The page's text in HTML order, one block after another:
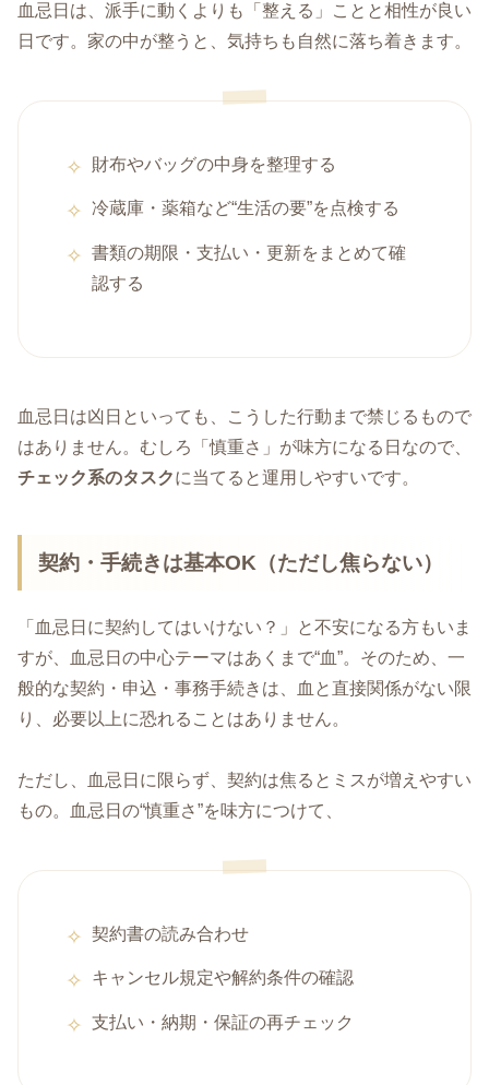
血忌日は、派手に動くよりも「整える」ことと相性が良い
日です。家の中が整うと、気持ちも自然に落ち着きます。
財布やバッグの中身を整理する
冷蔵庫・薬箱など“生活の要”を点検する
書類の期限・支払い・更新をまとめて確
認する
血忌日は凶日といっても、こうした行動まで禁じるもので
はありません。むしろ「慎重さ」が味方になる日なので、
チェック系のタスクに当てると運用しやすいです。
契約・手続きは基本OK（ただし焦らない）
「血忌日に契約してはいけない？」と不安になる方もいま
すが、血忌日の中心テーマはあくまで“血”。そのため、一
般的な契約・申込・事務手続きは、血と直接関係がない限
り、必要以上に恐れることはありません。
ただし、血忌日に限らず、契約は焦るとミスが増えやすい
もの。血忌日の“慎重さ”を味方につけて、
契約書の読み合わせ
キャンセル規定や解約条件の確認
支払い・納期・保証の再チェック